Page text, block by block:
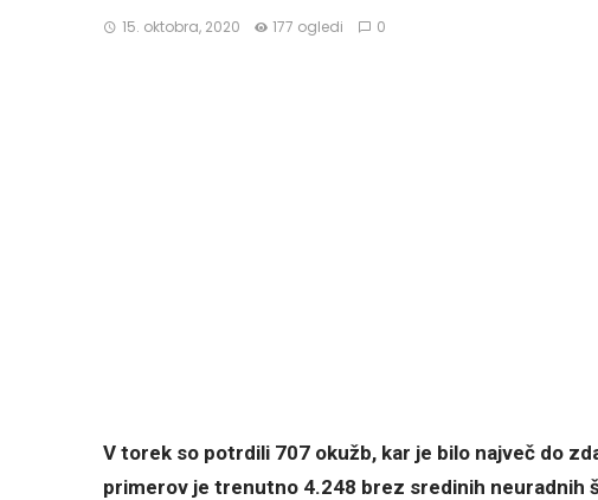
15. oktobra, 2020 177 ogledi 0
V torek so potrdili 707 okužb, kar je bilo največ do
primerov je trenutno 4.248 brez sredinih neuradnih